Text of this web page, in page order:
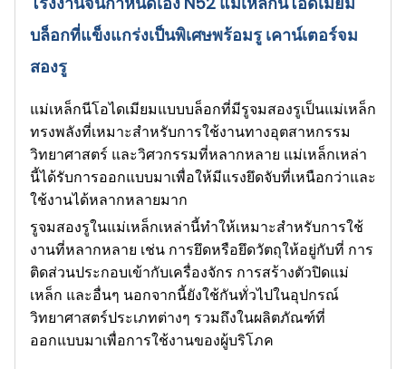
บล็อกที่แข็งแกร่งเป็นพิเศษพร้อมรู เคาน์เตอร์จม
สองรู
แม่เหล็กนีโอไดเมียมแบบบล็อกที่มีรูจมสองรูเป็นแม่เหล็ก
ทรงพลังที่เหมาะสำหรับการใช้งานทางอุตสาหกรรม
วิทยาศาสตร์ และวิศวกรรมที่หลากหลาย แม่เหล็กเหล่า
นี้ได้รับการออกแบบมาเพื่อให้มีแรงยึดจับที่เหนือกว่าและ
ใช้งานได้หลากหลายมาก
รูจมสองรูในแม่เหล็กเหล่านี้ทำให้เหมาะสำหรับการใช้
งานที่หลากหลาย เช่น การยึดหรือยึดวัตถุให้อยู่กับที่ การ
ติดส่วนประกอบเข้ากับเครื่องจักร การสร้างตัวปิดแม่
เหล็ก และอื่นๆ นอกจากนี้ยังใช้กันทั่วไปในอุปกรณ์
วิทยาศาสตร์ประเภทต่างๆ รวมถึงในผลิตภัณฑ์ที่
ออกแบบมาเพื่อการใช้งานของผู้บริโภค